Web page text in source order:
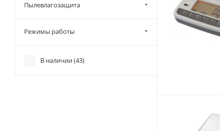
Пылевлагозащита
Режимы работы
В наличии (43)